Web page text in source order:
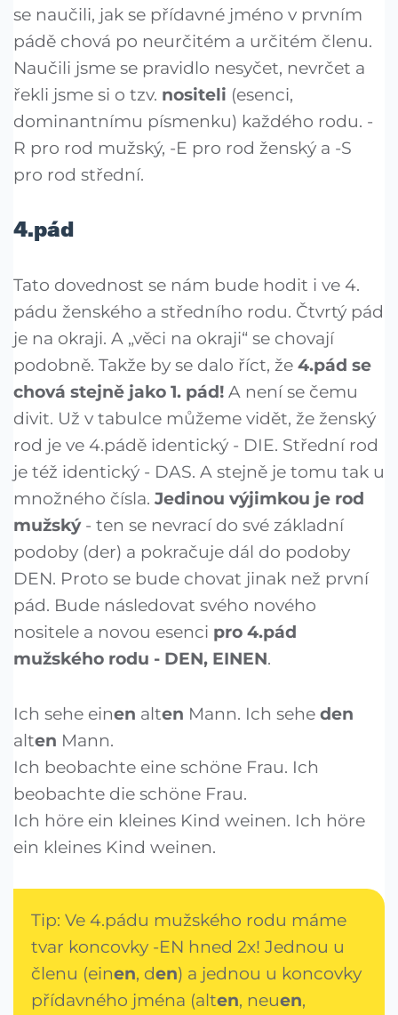
se naučili, jak se přídavné jméno v prvním
pádě chová po neurčitém a určitém členu.
Naučili jsme se pravidlo nesyčet, nevrčet a
řekli jsme si o tzv. nositeli (esenci,
dominantnímu písmenku) každého rodu. -
R pro rod mužský, -E pro rod ženský a -S
pro rod střední.
4.pád
Tato dovednost se nám bude hodit i ve 4.
pádu ženského a středního rodu. Čtvrtý pád
je na okraji. A „věci na okraji“ se chovají
podobně. Takže by se dalo říct, že 4.pád se
chová stejně jako 1. pád! A není se čemu
divit. Už v tabulce můžeme vidět, že ženský
rod je ve 4.pádě identický - DIE. Střední rod
je též identický - DAS. A stejně je tomu tak u
množného čísla. Jedinou výjimkou je rod
mužský- ten se nevrací do své základní
podoby (der) a pokračuje dál do podoby
DEN. Proto se bude chovat jinak než první
pád. Bude následovat svého nového
nositele a novou esenci pro 4.pád
mužského rodu - DEN, EINEN.
Ich sehe einen alten Mann. Ich sehe den
alten Mann.
Ich beobachte eine schöne Frau. Ich
beobachte die schöne Frau.
Ich höre ein kleines Kind weinen. Ich höre
ein kleines Kind weinen.
Tip: Ve 4.pádu mužského rodu máme
tvar koncovky -EN hned 2x! Jednou u
členu (einen, den) a jednou u koncovky
přídavného jména (alten, neuen,